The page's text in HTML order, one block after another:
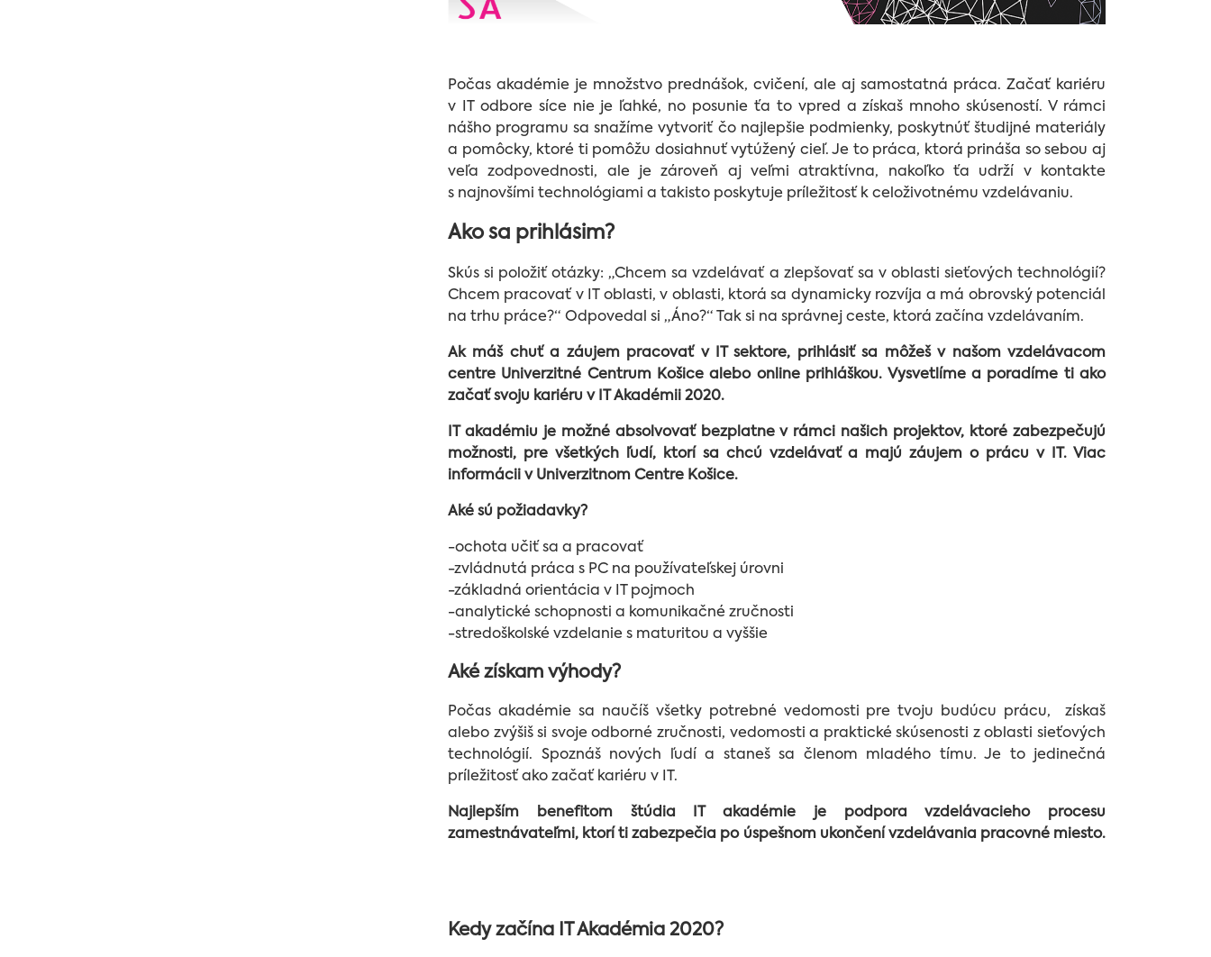
Počas akadémie je množstvo prednášok, cvičení, ale aj samostatná práca. Začať kariéru
v IT odbore síce nie je ľahké, no posunie ťa to vpred a získaš mnoho skúseností. V rámci
nášho programu sa snažíme vytvoriť čo najlepšie podmienky, poskytnúť študijné materiály
a pomôcky, ktoré ti pomôžu dosiahnuť vytúžený cieľ. Je to práca, ktorá prináša so sebou aj
veľa zodpovednosti, ale je zároveň aj veľmi atraktívna, nakoľko ťa udrží v kontakte
s najnovšími technológiami a takisto poskytuje príležitosť k celoživotnému vzdelávaniu.
Ako sa prihlásim?
Skús si položiť otázky: „Chcem sa vzdelávať a zlepšovať sa v oblasti sieťových technológií?
Chcem pracovať v IT oblasti, v oblasti, ktorá sa dynamicky rozvíja a má obrovský potenciál
na trhu práce?“ Odpovedal si „Áno?“ Tak si na správnej ceste, ktorá začína vzdelávaním.
Ak máš chuť a záujem pracovať v IT sektore, prihlásiť sa môžeš v našom vzdelávacom
centre Univerzitné Centrum Košice alebo online prihláškou. Vysvetlíme a poradíme ti ako
začať svoju kariéru v IT Akadémii 2020.
IT akadémiu je možné absolvovať bezplatne v rámci našich projektov, ktoré zabezpečujú
možnosti, pre všetkých ľudí, ktorí sa chcú vzdelávať a majú záujem o prácu v IT. Viac
informácii v Univerzitnom Centre Košice.
Aké sú požiadavky?
-ochota učiť sa a pracovať
-zvládnutá práca s PC na používateľskej úrovni
-základná orientácia v IT pojmoch
-analytické schopnosti a komunikačné zručnosti
-stredoškolské vzdelanie s maturitou a vyššie
Aké získam výhody?
Počas akadémie sa naučíš všetky potrebné vedomosti pre tvoju budúcu prácu, získaš
alebo zvýšiš si svoje odborné zručnosti, vedomosti a praktické skúsenosti z oblasti sieťových
technológií. Spoznáš nových ľudí a staneš sa členom mladého tímu. Je to jedinečná
príležitosť ako začať kariéru v IT.
Najlepším benefitom štúdia IT akadémie je podpora vzdelávacieho procesu
zamestnávateľmi, ktorí ti zabezpečia po úspešnom ukončení vzdelávania pracovné miesto.
Kedy začína IT Akadémia 2020?